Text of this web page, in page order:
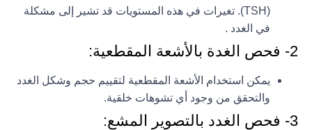
(TSH). تغيرات في هذه المستويات قد تشير إلى مشكلة
في الغدد .
2- فحص الغدة بالأشعة المقطعية:
يمكن استخدام الأشعة المقطعية لتقييم حجم وشكل الغدد
والتحقق من وجود أي تشوهات خلقية.
3- فحص الغدد بالتصوير المشع: